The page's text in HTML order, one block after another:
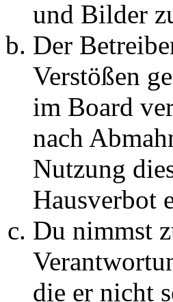
und Bilder
Der
Verstößen
im Board
nach
Nutzung
Hausverbot
Du nimmst
die er nicht